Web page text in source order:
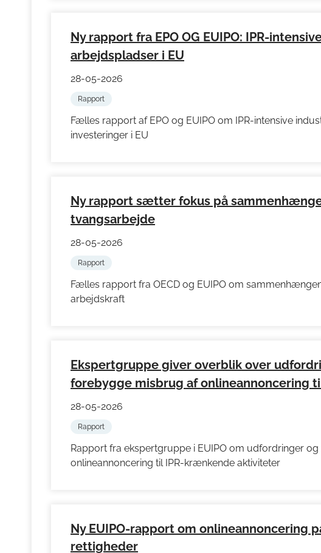
Ny rapport fra EPO OG EUIPO: IPR-
arbejdspladser i EU
28-05-2026
Rapport
Fælles rapport af EPO og EUIPO om IPR-intensive
investeringer i EU
Ny rapport sætter fokus på
tvangsarbejde
28-05-2026
Rapport
Fælles rapport fra OECD og EUIPO om
arbejdskraft
Ekspertgruppe giver overblik over
forebygge misbrug af onlineannoncering
28-05-2026
Rapport
Rapport fra ekspertgruppe i EUIPO om udfordringer
onlineannoncering til IPR-krænkende aktiviteter
Ny EUIPO-rapport om onlineannoncering
rettigheder